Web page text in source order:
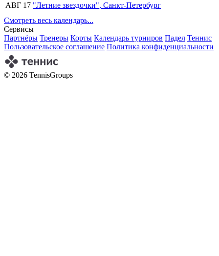
АВГ 17 "Летние звездочки", Санкт-Петербург
Смотреть весь календарь...
Сервисы
Партнёры Тренеры Корты Календарь турниров Падел Теннис
Пользовательское соглашение Политика конфиденциальности
© 2026 TennisGroups